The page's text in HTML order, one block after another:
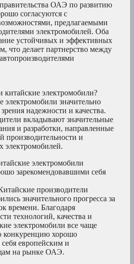
ОАЭ по развитию
согласуются с
предлагаемыми
электромобилей. Оба
устойчивых и эффективных
что делает партнерство между
электромобили?
электромобили значительно
надежности и качества.
вкладывают значительные
и разработки, направленные
и
электромобилей.
электромобили
зарекомендовавшими себя
производители
значительного прогресса за
времени. Благодаря
технологий, качества и
электромобили все чаще
конкуренцию хорошо
европейским и
на рынке ОАЭ.